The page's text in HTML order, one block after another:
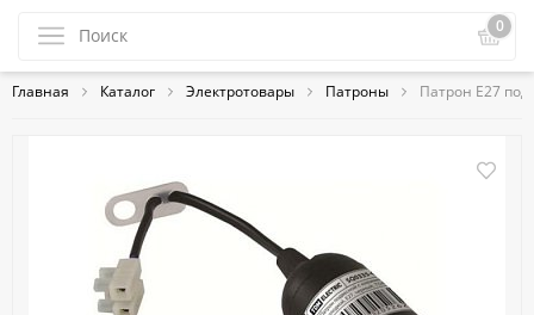
0
Главная Каталог Электротовары Патроны Патрон Е27